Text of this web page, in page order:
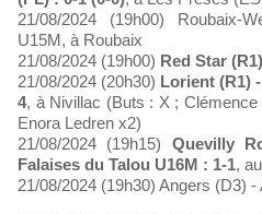
21/08/2024 (19h00) Roubaix-
U15M, à Roubaix
21/08/2024 (19h00) Red Star
21/08/2024 (20h30) Lorient (R1)
4, à Nivillac (Buts : X ;
Enora Ledren x2)
21/08/2024 (19h15) Quevilly
Falaises du Talou U16M : 1-1,
21/08/2024 (19h30) Angers (D3)